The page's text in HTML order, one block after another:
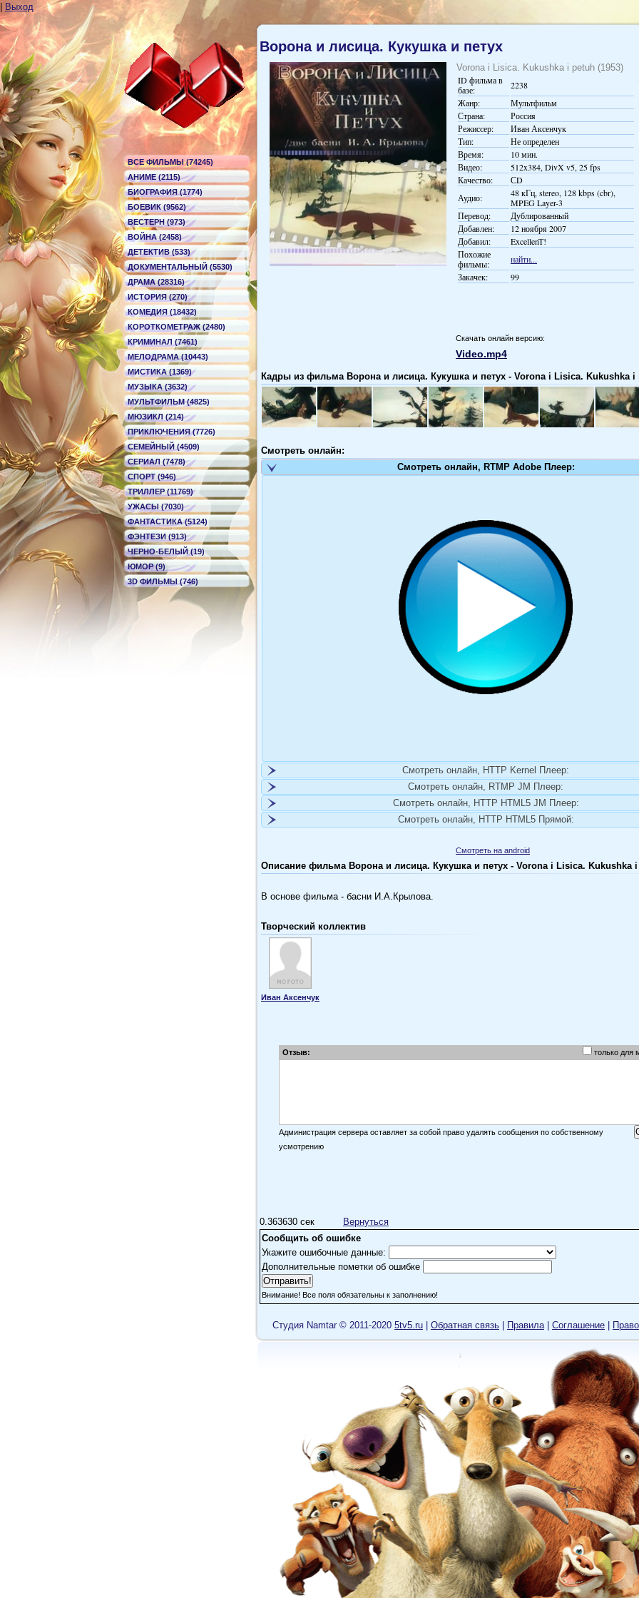
Выход
ВСЕ ФИЛЬМЫ (74245)
АНИМЕ (2115)
БИОГРАФИЯ (1774)
БОЕВИК (9562)
ВЕСТЕРН (973)
ВОЙНА (2458)
ДЕТЕКТИВ (533)
ДОКУМЕНТАЛЬНЫЙ (5530)
ДРАМА (28316)
ИСТОРИЯ (270)
КОМЕДИЯ (18432)
КОРОТКОМЕТРАЖ (2480)
КРИМИНАЛ (7461)
МЕЛОДРАМА (10443)
МИСТИКА (1369)
МУЗЫКА (3632)
МУЛЬТФИЛЬМ (4825)
МЮЗИКЛ (214)
ПРИКЛЮЧЕНИЯ (7726)
СЕМЕЙНЫЙ (4509)
СЕРИАЛ (7478)
СПОРТ (946)
ТРИЛЛЕР (11769)
УЖАСЫ (7030)
ФАНТАСТИКА (5124)
ФЭНТЕЗИ (913)
ЧЕРНО-БЕЛЫЙ (19)
ЮМОР (9)
3D ФИЛЬМЫ (746)
Ворона и лисица. Кукушка и петух
Vorona i Lisica. Kukushka i petuh (1953)
ID фильма в
базе:
2238
Жанр:
Мультфильм
Страна:
Россия
Режиссер:
Иван Аксенчук
Тип:
Не определен
Время:
10 мин.
Видео:
512x384, DivX v5, 25 fps
Качество:
СD
Аудио:
48 кГц, stereo, 128 kbps (cbr),
MPEG Layer-3
Перевод:
Дублированный
Добавлен:
12 ноября 2007
Добавил:
ExcellenT!
Похожие
фильмы:
найти...
Закачек:
99
Скачать онлайн версию:
Video.mp4
Кадры из фильма Ворона и лисица. Кукушка и петух - Vorona i Lisica. Kukushka i
Смотреть онлайн:
Смотреть онлайн, RTMP Adobe Плеер:
Смотреть онлайн, HTTP Kernel Плеер:
Смотреть онлайн, RTMP JM Плеер:
Смотреть онлайн, HTTP HTML5 JM Плеер:
Смотреть онлайн, HTTP HTML5 Прямой:
Смотреть на android
Описание фильма Ворона и лисица. Кукушка и петух - Vorona i Lisica. Kukushka
В основе фильма - басни И.А.Крылова.
Творческий коллектив
Иван Аксенчук
Отзыв: только для
Администрация сервера оставляет за собой право удалять сообщения по собственному
усмотрению
0.363630 сек
Вернуться
Сообщить об ошибке
Укажите ошибочные данные:
Дополнительные пометки об ошибке
Внимание! Все поля обязательны к заполнению!
Cтудия Namtar © 2011-2020 5tv5.ru Обратная связь Правила| Cоглашение